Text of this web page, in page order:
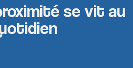
se vit au